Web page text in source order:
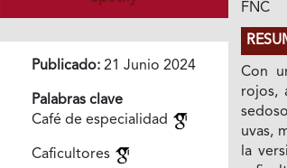
Publicado: 21 Junio 2024
Palabras clave
Café de especialidad
Caficultores
FNC
Con
rojos,
uvas,
la